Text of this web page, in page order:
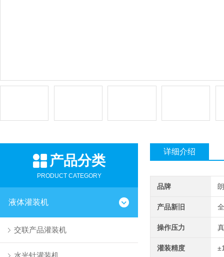
产品分类
PRODUCT CATEGORY
液体灌装机
交联产品灌装机
水光针灌装机
详细介绍
品牌
产品新旧
操作压力
灌装精度